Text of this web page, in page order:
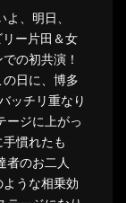
、明日、
ー片田＆女
の初共演！
日に、博多
ッチリ重なり
ージに上がっ
慣れたも
者のお二人
うな相乗効